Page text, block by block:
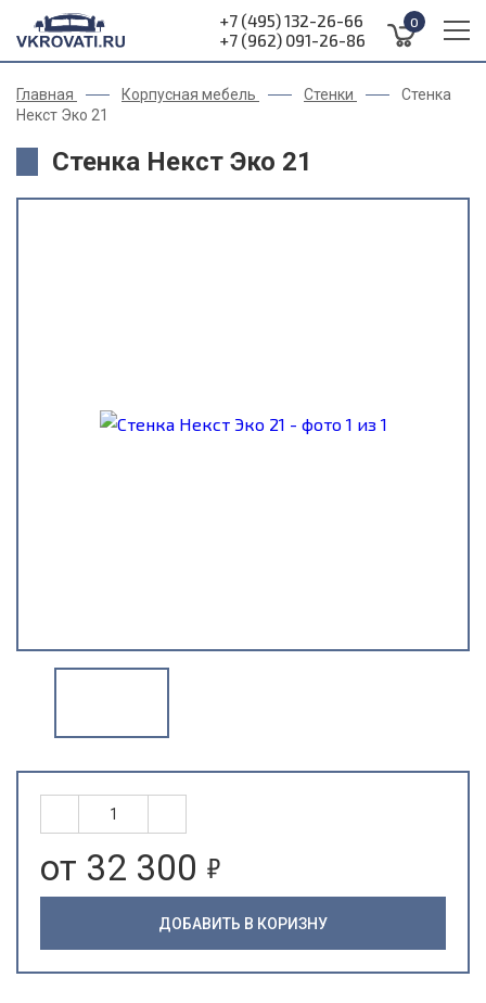
+7 (495) 132-26-66
+7 (962) 091-26-86
0
Главная Корпусная мебель Стенки
Стенка
Некст Эко 21
Стенка Некст Эко 21
от 32 300 5
ДОБАВИТЬ В КОРИЗНУ